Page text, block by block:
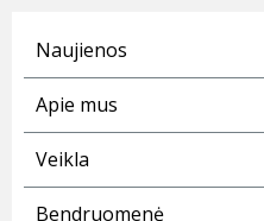
Naujienos
Apie mus
Veikla
Bendruomenė